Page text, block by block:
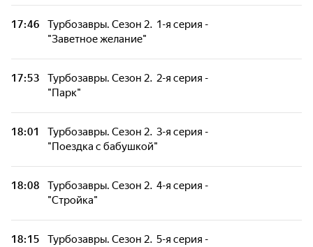
17:46
Турбозавры. Сезон 2. 1-я серия -
"Заветное желание"
17:53
Турбозавры. Сезон 2. 2-я серия -
"Парк"
18:01
Турбозавры. Сезон 2. 3-я серия -
"Поездка с бабушкой"
18:08
Турбозавры. Сезон 2. 4-я серия -
"Стройка"
18:15
Турбозавры. Сезон 2. 5-я серия -